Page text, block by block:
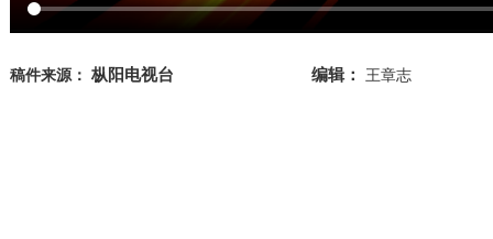
稿件来源： 枞阳电视台 编辑： 王章志